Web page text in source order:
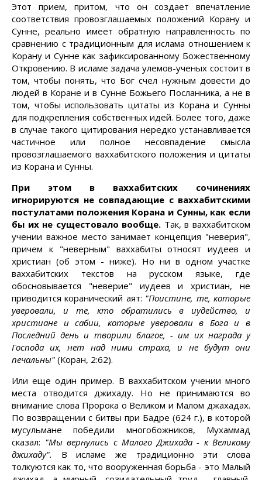
Этот прием, притом, что он создает впечатление
соответствия провозглашаемых положений Корану и
Сунне, реально имеет обратную направленность по
сравнению с традиционным для ислама отношением к
Корану и Сунне как зафиксированному Божественному
Откровению. В исламе задача улемов-ученых состоит в
том, чтобы понять, что Бог счел нужным довести до
людей в Коране и в Сунне Божьего Посланника, а не в
том, чтобы использовать цитаты из Корана и Сунны
для подкрепления собственных идей. Более того, даже
в случае такого цитирования нередко устанавливается
частичное или полное несовпадение смысла
провозглашаемого ваххабитского положения и цитаты
из Корана и Сунны.
При этом в ваххабитских сочинениях
игнорируются не совпадающие с ваххабитскими
постулатами положения Корана и Сунны, как если
бы их не сущестовало вообще. Так, в ваххабитском
учении важное место занимает концепция "неверия",
причем к "неверным" ваххабиты относят иудеев и
христиан (об этом - ниже). Но ни в одном участке
ваххабитских текстов на русском языке, где
обосновывается "неверие" иудеев и христиан, не
приводится коранический аят: "Поистине, те, которые
уверовали, и те, кто обратились в иудейство, и
христиане и сабии, которые уверовали в Бога и в
Последний день и творили благое, - им их награда у
Господа их, нет над ними страха, и не будут они
печальны" (Коран, 2:62).
Или еще один пример. В ваххабитском учении много
места отводится джихаду. Но не принимаются во
внимание слова Пророка о Великом и Малом джахадах.
По возвращении с битвы при Бадре (624 г.), в которой
мусульмане победили многобожников, Мухаммад
сказал: "Мы вернулись с Малого Джихада - к Великому
джихаду". В исламе же традиционно эти слова
толкуются как то, что вооруженная борьба - это Малый